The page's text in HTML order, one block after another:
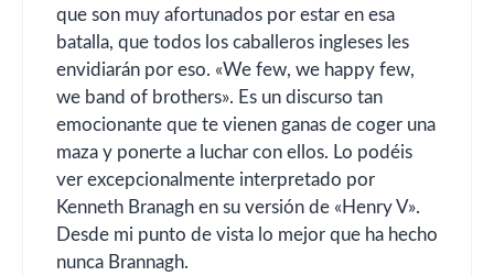
que son muy afortunados por estar en esa
batalla, que todos los caballeros ingleses les
envidiarán por eso. «We few, we happy few,
we band of brothers». Es un discurso tan
emocionante que te vienen ganas de coger una
maza y ponerte a luchar con ellos. Lo podéis
ver excepcionalmente interpretado por
Kenneth Branagh en su versión de «Henry V».
Desde mi punto de vista lo mejor que ha hecho
nunca Brannagh.